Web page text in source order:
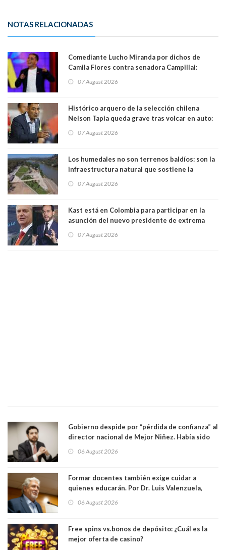
NOTAS RELACIONADAS
Comediante Lucho Miranda por dichos de
Camila Flores contra senadora Campillai:
forma de quitar dignidad"
07 August 2026
Histórico arquero de la selección chilena
Nelson Tapia queda grave tras volcar en auto:
07 August 2026
Los humedales no son terrenos baldíos: son la
infraestructura natural que sostiene la
07 August 2026
Kast está en Colombia para participar en la
asunción del nuevo presidente de extrema
07 August 2026
Gobierno despide por “pérdida de confianza” al
director nacional de Mejor Niñez. Había sido
06 August 2026
Formar docentes también exige cuidar a
quienes educarán. Por Dr. Luis Valenzuela,
Académicos U. Católica Silva Henríquez
06 August 2026
Free spins vs.bonos de depósito: ¿Cuál es la
mejor oferta de casino?